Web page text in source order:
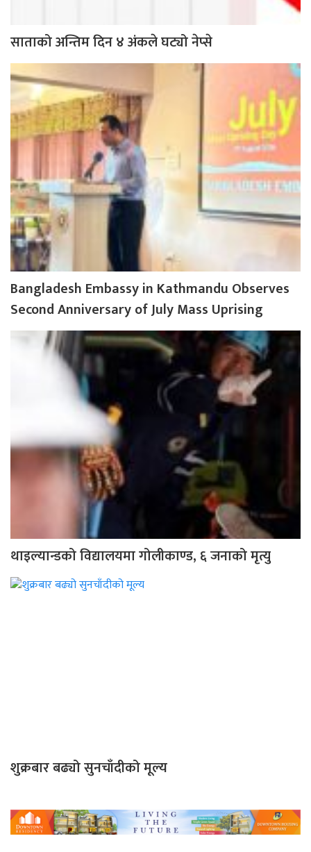
साताको अन्तिम दिन ४ अंकले घट्यो नेप्से
Bangladesh Embassy in Kathmandu Observes
Second Anniversary of July Mass Uprising
थाइल्यान्डको विद्यालयमा गोलीकाण्ड, ६ जनाको मृत्यु
शुक्रबार बढ्यो सुनचाँदीको मूल्य